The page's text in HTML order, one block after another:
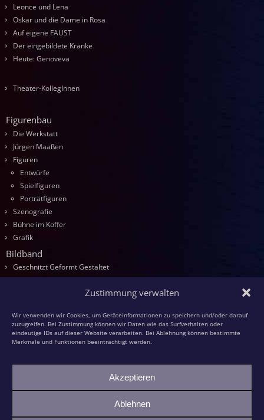
Zustimmung verwalten
Wir verwenden wir Cookies, um Geräteinformationen zu speichern und/oder darauf
zuzugreifen. Bei Zustimmung können wir Daten wie das Surfverhalten oder
eindeutige IDs auf dieser Website verarbeiten. Bei Ablehnung können bestimmte
Merkmale und Funktionen beeinträchtigt werden.
Akzeptieren
Ablehnen
Leonce und Lena
Oskar und die Dame in Rosa
Auf eigene FAUST
Der eingebildete Kranke
Heute: Genoveva
Theater-KollegInnen
Figurenbau
Die Werkstatt
Jürgen Maaßen
Figuren
Entwürfe
Spielfiguren
Porträtfiguren
Szenografie
Bühne im Koffer
Grafik
Bildband
Geschnitzt Geformt Gestaltet
Schnitzen
Modellieren
Textilfiguren
Kasper und die grüne Großmutter